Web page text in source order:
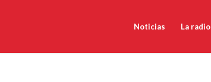
Noticias La radio